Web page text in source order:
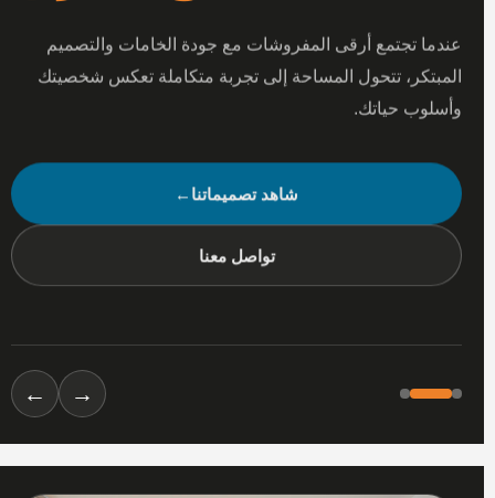
عندما تجتمع أرقى المفروشات مع جودة الخامات والتصميم
المبتكر، تتحول المساحة إلى تجربة متكاملة تعكس شخصيتك
وأسلوب حياتك.
شاهد تصميماتنا←
تواصل معنا
→
←